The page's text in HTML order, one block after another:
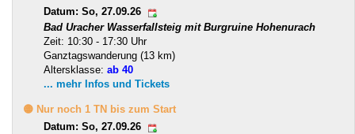
Datum: So, 27.09.26
Bad Uracher Wasserfallsteig mit Burgruine Hohenurach
Zeit: 10:30 - 17:30 Uhr
Ganztagswanderung (13 km)
Altersklasse: ab 40
... mehr Infos und Tickets
🟡 Nur noch 1 TN bis zum Start
Datum: So, 27.09.26